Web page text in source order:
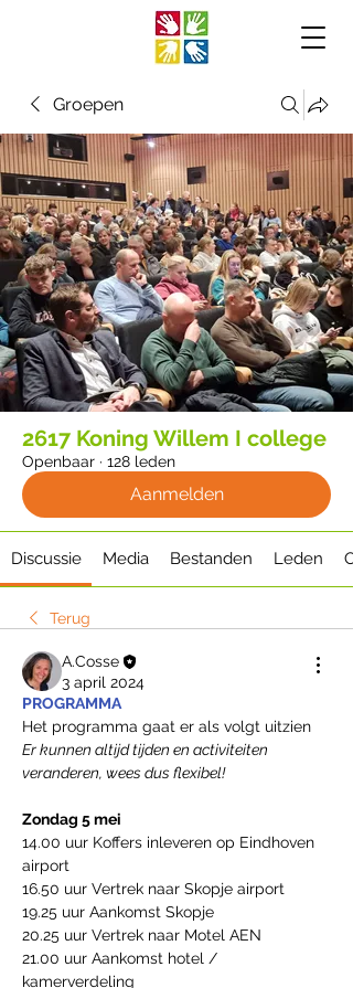
Groepen
2617 Koning Willem I college
Openbaar · 128 leden
Aanmelden
Discussie Media Bestanden Leden
Terug
A.Cosse
3 april 2024
PROGRAMMA
Het programma gaat er als volgt uitzien
Er kunnen altijd tijden en activiteiten
veranderen, wees dus flexibel!
Zondag 5 mei
14.00 uur Koffers inleveren op Eindhoven
airport
16.50 uur Vertrek naar Skopje airport
19.25 uur Aankomst Skopje
20.25 uur Vertrek naar Motel AEN
21.00 uur Aankomst hotel /
kamerverdeling